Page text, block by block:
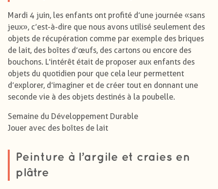
Mardi 4 juin, les enfants ont profité d’une journée « sans
jeux », c’est-à-dire que nous avons utilisé seulement des
objets de récupération comme par exemple des briques
de lait, des boîtes d’œufs, des cartons ou encore des
bouchons. L’intérêt était de proposer aux enfants des
objets du quotidien pour que cela leur permettent
d’explorer, d’imaginer et de créer tout en donnant une
seconde vie à des objets destinés à la poubelle.
Semaine du Développement Durable
Jouer avec des boîtes de lait
Peinture à l’argile et craies en
plâtre